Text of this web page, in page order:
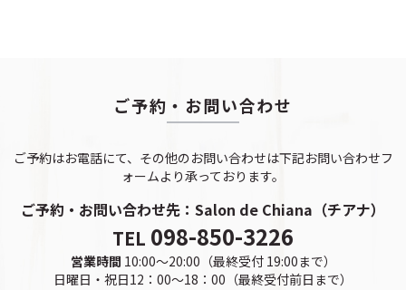
ご予約・お問い合わせ
ご予約はお電話にて、その他のお問い合わせは下記お問い合わせフ
ォームより承っております。
ご予約・お問い合わせ先： Salon de Chiana（チアナ）
TEL 098-850-3226
営業時間 10:00～20:00（最終受付 19:00まで）
日曜日・祝日12：00～18：00（最終受付前日まで）